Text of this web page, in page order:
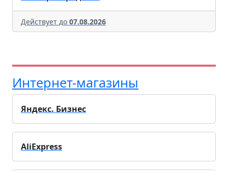
Действует до 07.08.2026
Интернет-магазины
Яндекс. Бизнес
AliExpress